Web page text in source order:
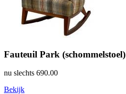
Fauteuil Park (schommelstoel)
nu slechts 690.00
Bekijk